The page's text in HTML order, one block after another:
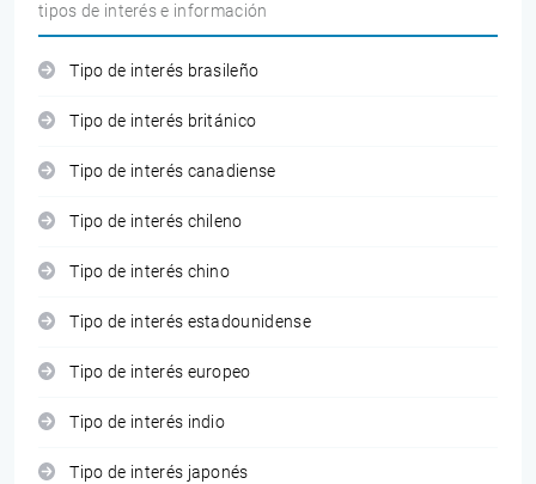
tipos de interés e información
Tipo de interés brasileño
Tipo de interés británico
Tipo de interés canadiense
Tipo de interés chileno
Tipo de interés chino
Tipo de interés estadounidense
Tipo de interés europeo
Tipo de interés indio
Tipo de interés japonés